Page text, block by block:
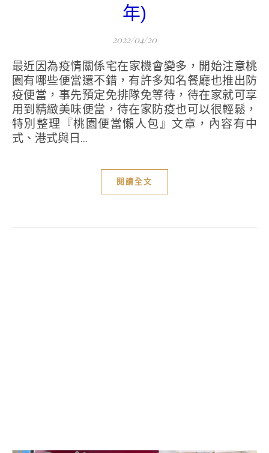
年)
2022/04/20
最近因為疫情關係宅在家機會變多，開始注意桃
園有哪些便當還不錯，有許多知名餐廳也推出防
疫便當，事先預定免排隊免等待，待在家就可享
用到精緻美味便當，待在家防疫也可以很輕鬆，
特別整理『桃園便當懶人包』文章，內容有中
式、港式與日...
閱讀全文